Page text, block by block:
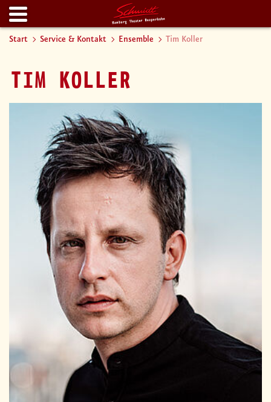
Start Service & Kontakt Ensemble Tim Koller
TIM KOLLER